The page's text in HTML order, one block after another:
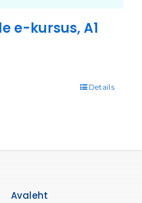
e-kursus, A1
Details
Avaleht